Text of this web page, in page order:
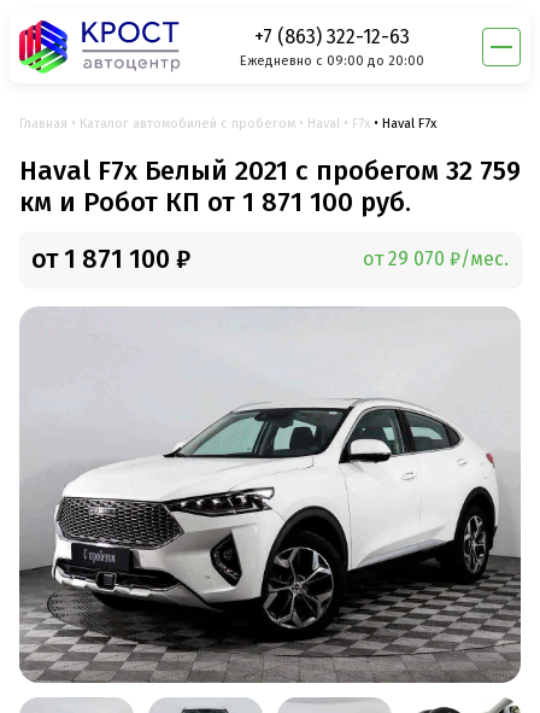
+7 (863) 322-12-63
Ежедневно с 09:00 до 20:00
Главная Каталог автомобилей с пробегом Haval F7x Haval F7x
Haval F7x Белый 2021 с пробегом 32 759
км и Робот КП от 1 871 100 руб.
от 1 871 100 ₽ от 29 070 ₽/мес.